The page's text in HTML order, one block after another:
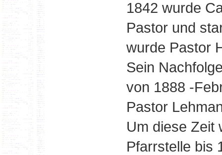
1842 wurde
Pastor und
wurde Pastor
Sein
von 1888 -
Pastor
Um diese Zeit
Pfarrstelle bis